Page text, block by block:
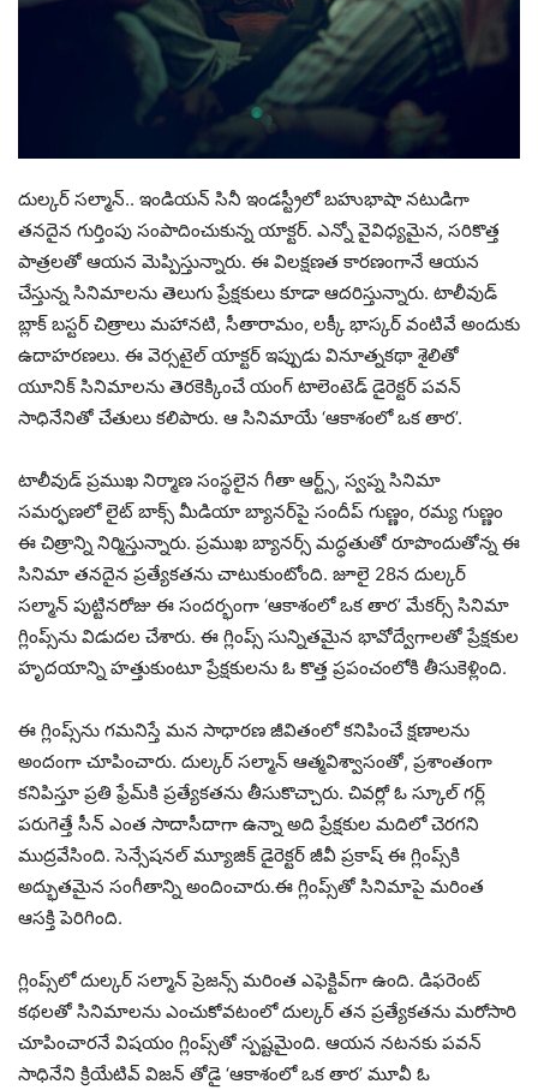
దుల్కర్ సల్మాన్.. ఇండియన్ సినీ ఇండస్ట్రీలో బహుభాషా నటుడిగా
తనదైన గుర్తింపు సంపాదించుకున్న యాక్టర్. ఎన్నో వైవిధ్యమైన, సరికొత్త
పాత్రలతో ఆయన మెప్పిస్తున్నారు. ఈ విలక్షణత కారణంగానే ఆయన
చేస్తున్న సినిమాలను తెలుగు ప్రేక్షకులు కూడా ఆదరిస్తున్నారు. టాలీవుడ్
బ్లాక్ బస్టర్ చిత్రాలు మహానటి, సీతారామం, లక్కీ భాస్కర్ వంటివే అందుకు
ఉదాహరణలు. ఈ వెర్సటైల్ యాక్టర్ ఇప్పుడు వినూత్నకథా శైలితో
యూనిక్ సినిమాలను తెరకెక్కించే యంగ్ టాలెంటెడ్ డైరెక్టర్ పవన్
సాధినేనితో చేతులు కలిపారు. ఆ సినిమాయే ‘ఆకాశంలో ఒక తార’.
టాలీవుడ్ ప్రముఖ నిర్మాణ సంస్థలైన గీతా ఆర్ట్స్, స్వప్న సినిమా
సమర్ఫణలో లైట్ బాక్స్ మీడియా బ్యానర్‌పై సందీప్ గుణ్ణం, రమ్య గుణ్ణం
ఈ చిత్రాన్ని నిర్మిస్తున్నారు. ప్రముఖ బ్యానర్స్ మద్ధతుతో రూపొందుతోన్న ఈ
సినిమా తనదైన ప్రత్యేకతను చాటుకుంటోంది. జూలై 28న దుల్కర్
సల్మాన్ పుట్టినరోజు ఈ సందర్భంగా ‘ఆకాశంలో ఒక తార’ మేకర్స్ సినిమా
గ్లింప్స్‌ను విడుదల చేశారు. ఈ గ్లింప్స్ సున్నితమైన భావోద్వేగాలతో ప్రేక్షకుల
హృదయాన్ని హత్తుకుంటూ ప్రేక్షకులను ఓ కొత్త ప్రపంచంలోకి తీసుకెళ్లింది.
ఈ గ్లింప్స్‌‌ను గమనిస్తే మన సాధారణ జీవితంలో కనిపించే క్షణాలను
అందంగా చూపించారు. దుల్కర్ సల్మాన్ ఆత్మవిశ్వాసంతో, ప్రశాంతంగా
కనిపిస్తూ ప్రతి ఫ్రేమ్‌కి ప్రత్యేకతను తీసుకొచ్చారు. చివర్లో ఓ స్కూల్ గర్ల్
పరుగెత్తే సీన్ ఎంత సాదాసీదాగా ఉన్నా అది ప్రేక్షకుల మదిలో చెరగని
ముద్రవేసింది. సెన్సేషనల్ మ్యూజిక్ డైరెక్టర్ జీవీ ప్రకాష్ ఈ గ్లింప్స్‌కి
అద్భుతమైన సంగీతాన్ని అందించారు.ఈ గ్లింప్స్‌తో సినిమాపై మరింత
ఆసక్తి పెరిగింది.
గ్లింప్స్‌‌లో దుల్కర్ సల్మాన్ ప్రెజన్స్ మరింత ఎఫెక్టివ్‌గా ఉంది. డిఫరెంట్
కథలతో సినిమాలను ఎంచుకోవటంలో దుల్కర్ తన ప్రత్యేకతను మరోసారి
చూపించారనే విషయం గ్లింప్స్‌తో స్పష్టమైంది. ఆయన నటనకు పవన్
సాధినేని క్రియేటివ్ విజన్ తోడై ‘ఆకాశంలో ఒక తార’ మూవీ ఓ